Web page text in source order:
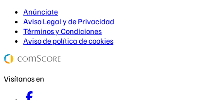
Anúnciate
Aviso Legal y de Privacidad
Términos y Condiciones
Aviso de política de cookies
Visítanos en